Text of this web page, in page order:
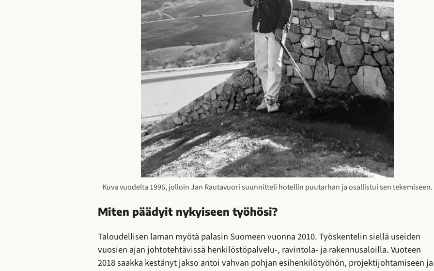
Kuva vuodelta 1996, jolloin Jan Rautavuori suunnitteli hotellin puutarhan ja osallistui sen tekemiseen.
Miten päädyit nykyiseen työhösi?
Taloudellisen laman myötä palasin Suomeen vuonna 2010. Työskentelin siellä useiden
vuosien ajan johtotehtävissä henkilöstöpalvelu-, ravintola- ja rakennusaloilla. Vuoteen
2018 saakka kestänyt jakso antoi vahvan pohjan esihenkilötyöhön, projektijohtamiseen ja